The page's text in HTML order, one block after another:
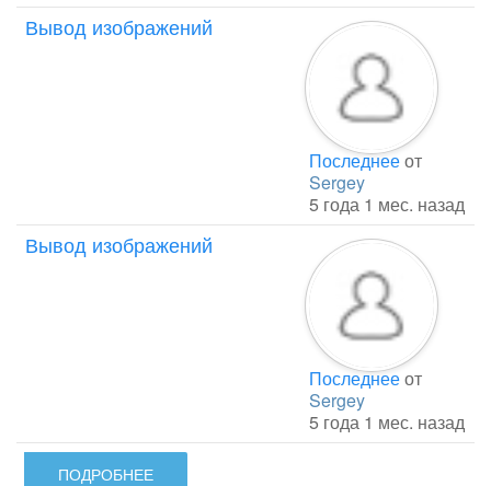
ПОДРОБНЕЕ
Вывод изображений
Последнееот
Sergey
5 года 1 мес. назад
Вывод изображений
Последнееот
Sergey
5 года 1 мес. назад